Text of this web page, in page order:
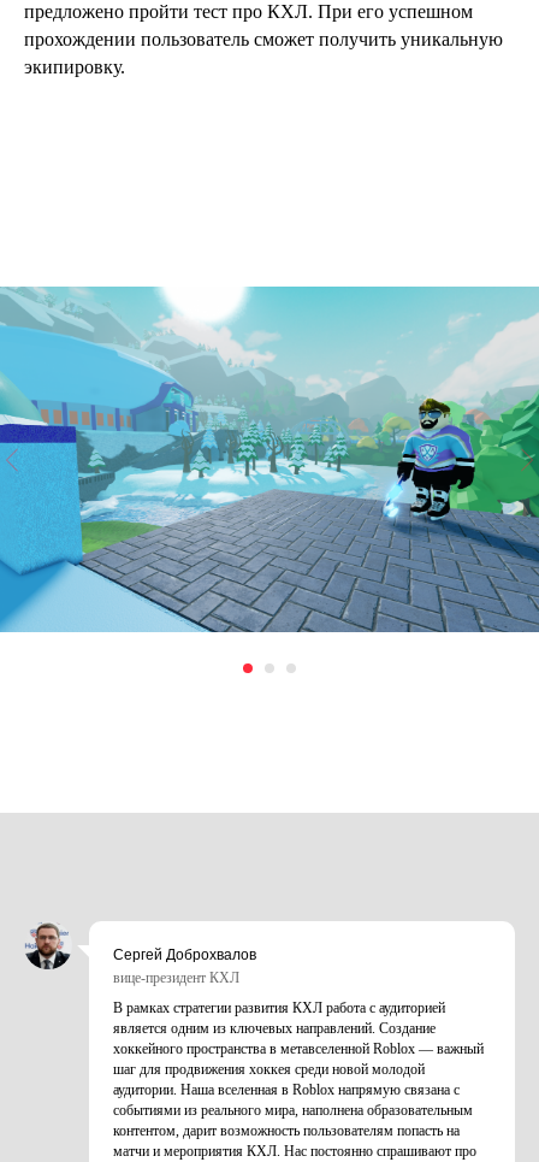
предложено пройти тест про КХЛ. При его успешном
прохождении пользователь сможет получить уникальную
экипировку.
Сергей Доброхвалов
вице-президент КХЛ
В рамках стратегии развития КХЛ работа с аудиторией
является одним из ключевых направлений. Создание
хоккейного пространства в метавселенной Roblox — важный
шаг для продвижения хоккея среди новой молодой
аудитории. Наша вселенная в Roblox напрямую связана с
событиями из реального мира, наполнена образовательным
контентом, дарит возможность пользователям попасть на
матчи и мероприятия КХЛ. Нас постоянно спрашивают про